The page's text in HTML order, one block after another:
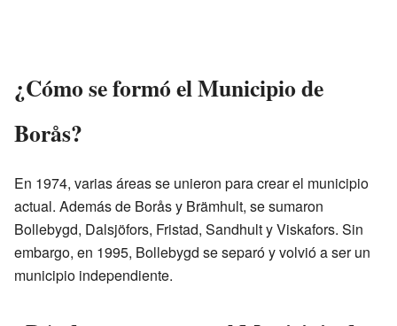
¿Cómo se formó el Municipio de
Borås?
En 1974, varias áreas se unieron para crear el municipio
actual. Además de Borås y Brämhult, se sumaron
Bollebygd, Dalsjöfors, Fristad, Sandhult y Viskafors. Sin
embargo, en 1995, Bollebygd se separó y volvió a ser un
municipio independiente.